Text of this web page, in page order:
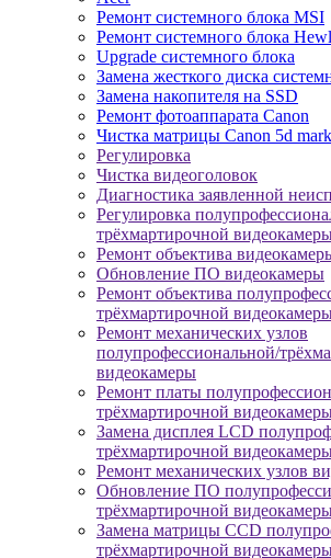
Ремонт системного блока MSI
Ремонт системного блока
Upgrade системного блока
Замена жесткого диска
Замена накопителя на SSD
Ремонт фотоаппарата Canon
Чистка матрицы Canon 5d
Регулировка
Чистка видеоголовок
Диагностика заявленной
Регулировка
трёхмартирочной
Ремонт объектива
Обновление ПО видеокамеры
Ремонт объектива
трёхмартирочной
Ремонт механических узлов
полупрофессиональной/
видеокамеры
Ремонт платы
трёхмартирочной
Замена дисплея LCD
трёхмартирочной
Ремонт механических узлов
Обновление ПО
трёхмартирочной
Замена матрицы CCD
трёхмартирочной